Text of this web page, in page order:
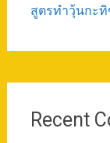
สูตรทําวุ้นกะทิ
Recent